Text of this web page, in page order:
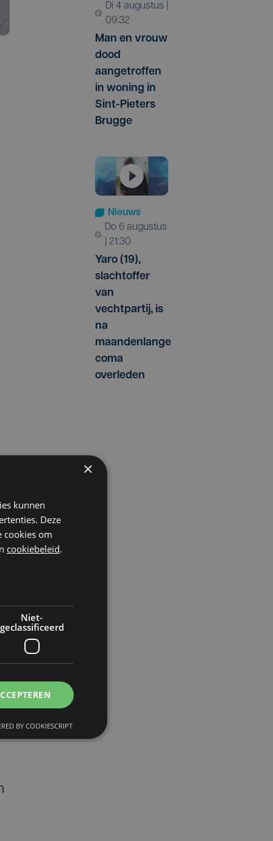
di 4 augustus |
09:32
Man en vrouw
dood
aangetroffen
in woning in
Sint-Pieters
Brugge
Nieuws
do 6 augustus
| 21:30
Yaro (19),
slachtoffer
van
vechtpartij, is
na
maandenlange
coma
overleden
×
kunnen
Deze
cookies om
cookiebeleid.
Niet-
geclassificeerd
BY COOKIESCRIPT